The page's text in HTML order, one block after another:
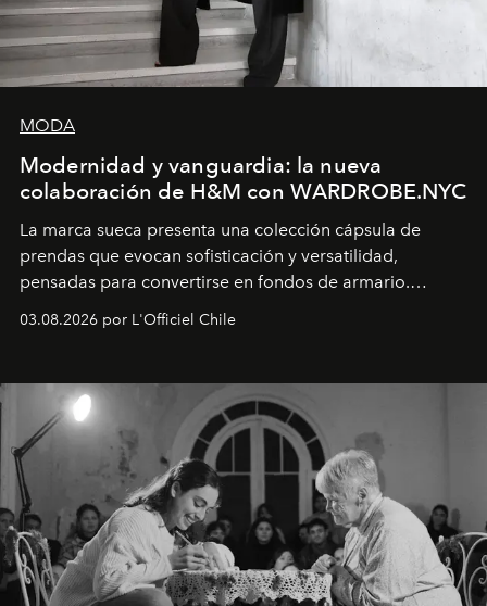
MODA
Modernidad y vanguardia: la nueva
colaboración de H&M con WARDROBE.NYC
La marca sueca presenta una colección cápsula de
prendas que evocan sofisticación y versatilidad,
pensadas para convertirse en fondos de armario.
Disponible en Chile desde el 6 de agosto.
03.08.2026 por L'Officiel Chile